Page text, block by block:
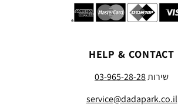
HELP & CONTACT
שירות03-965-28-28
service@dadapark.co.il